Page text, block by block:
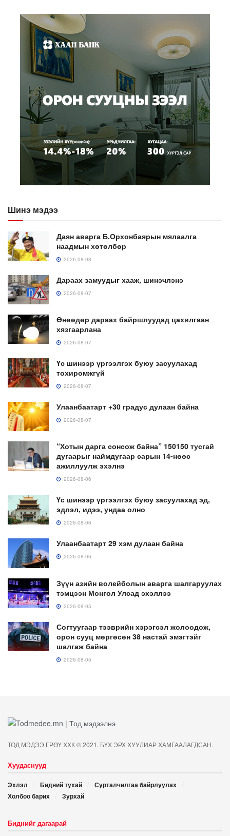
Шинэ мэдээ
Даян аварга Б.Орхонбаярын мялаалга
наадмын хөтөлбөр
2026-08-08
Дараах замуудыг хааж, шинэчлэнэ
2026-08-07
Өнөөдөр дараах байршлуудад цахилгаан
хязгаарлана
2026-08-07
Үс шинээр үргээлгэх буюу засуулахад
тохиромжгүй
2026-08-07
Улаанбаатарт +30 градус дулаан байна
2026-08-07
“Хотын дарга сонсож байна” 150150 тусгай
дугаарыг наймдугаар сарын 14-нөөс
ажиллуулж эхэлнэ
2026-08-06
Үс шинээр үргээлгэх буюу засуулахад эд,
эдлэл, идээ, ундаа олно
2026-08-06
Улаанбаатарт 29 хэм дулаан байна
2026-08-06
Зүүн азийн волейболын аварга шалгаруулах
тэмцээн Монгол Улсад эхэллээ
2026-08-05
Согтуугаар тээврийн хэрэгсэл жолоодож,
орон сууц мөргөсөн 38 настай эмэгтэйг
шалгаж байна
2026-08-05
ТОД МЭДЭЭ ГРӨҮ ХХК © 2021. БҮХ ЭРХ ХУУЛИАР ХАМГААЛАГДСАН.
Хуудаснууд
Эхлэл Бидний тухай
Сурталчилгаа байрлуулах
Холбоо барих
Зурхай
Биднийг дагаарай